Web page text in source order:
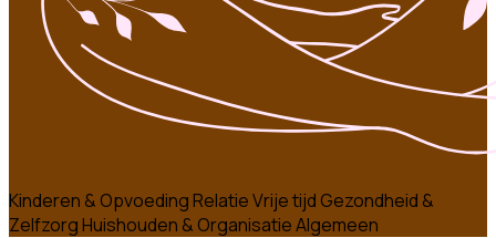
Kinderen & OpvoedingRelatieVrije tijd Gezondheid &
ZelfzorgHuishouden & OrganisatieAlgemeen